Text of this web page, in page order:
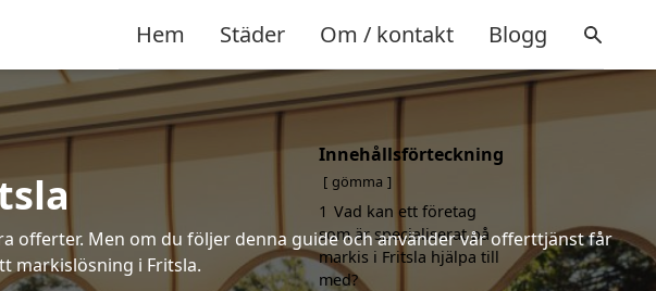
Hem Städer Om / kontakt Blogg
offerter. Men om du följer denna guide och använder vår offerttjänst får
markislösning i Fritsla.
Innehållsförteckning
gömma
1 Vad kan ett företag
som är specialiserat på
markis i Fritsla hjälpa till
med?